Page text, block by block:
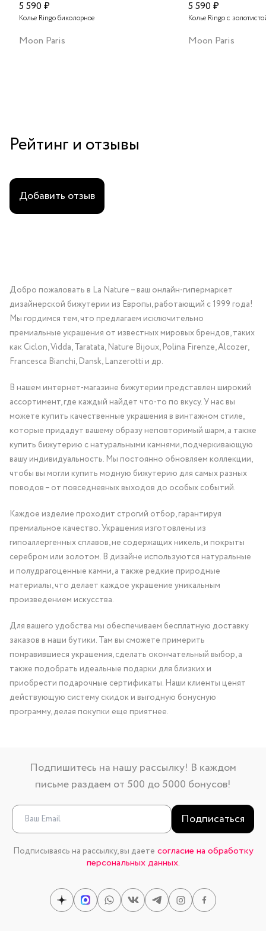
5 590 ₽
Колье Ringo биколорное
Moon Paris
5 590 ₽
Колье Ringo с
Moon Paris
Рейтинг и отзывы
Добавить отзыв
Добро пожаловать в La Nature – ваш онлайн-гипермаркет
дизайнерской бижутерии из Европы, работающий с 1999 года!
Мы гордимся тем, что предлагаем исключительно
премиальные украшения от известных мировых брендов, таких
как Ciclon, Vidda, Taratata, Nature Bijoux, Polina Firenze, Alcozer,
Francesca Bianchi, Dansk, Lanzerotti и др.
В нашем интернет-магазине бижутерии представлен широкий
ассортимент, где каждый найдет что-то по вкусу. У нас вы
можете купить качественные украшения в винтажном стиле,
которые придадут вашему образу неповторимый шарм, а также
купить бижутерию с натуральными камнями, подчеркивающую
вашу индивидуальность. Мы постоянно обновляем коллекции,
чтобы вы могли купить модную бижутерию для самых разных
поводов – от повседневных выходов до особых событий.
Каждое изделие проходит строгий отбор, гарантируя
премиальное качество. Украшения изготовлены из
гипоаллергенных сплавов, не содержащих никель, и покрыты
серебром или золотом. В дизайне используются натуральные
и полудрагоценные камни, а также редкие природные
материалы, что делает каждое украшение уникальным
произведением искусства.
Для вашего удобства мы обеспечиваем бесплатную доставку
заказов в наши бутики. Там вы сможете примерить
понравившиеся украшения, сделать окончательный выбор, а
также подобрать идеальные подарки для близких и
приобрести подарочные сертификаты. Наши клиенты ценят
действующую систему скидок и выгодную бонусную
программу, делая покупки еще приятнее.
Подпишитесь на нашу рассылку! В каждом
письме раздаем от 500 до 5000 бонусов!
Подписаться
Подписываясь на рассылку, вы даете согласие на обработку
персональных данных.